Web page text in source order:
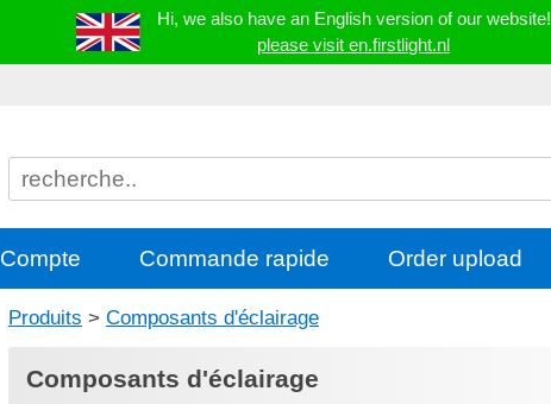
Hi, we also have an English version of our website!
please visit en.firstlight.nl
Compte Commande rapide Order upload
Produits > Composants d'éclairage
Composants d'éclairage